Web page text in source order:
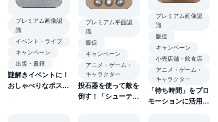
プレミアム画像認
識
イベント・ライブ
キャンペーン
出版・書籍
謎解きイベントに！
おしゃべりなポスタ
プレミアム平面認
識
販促
キャンペーン
アニメ・ゲーム・
キャラクター
投石器を使って敵を
倒す！「シューティ
プレミアム画像認
識
販促
キャンペーン
小売店舗・飲食店
アニメ・ゲーム・
キャラクター
「待ち時間」をプロ
モーションに活用！